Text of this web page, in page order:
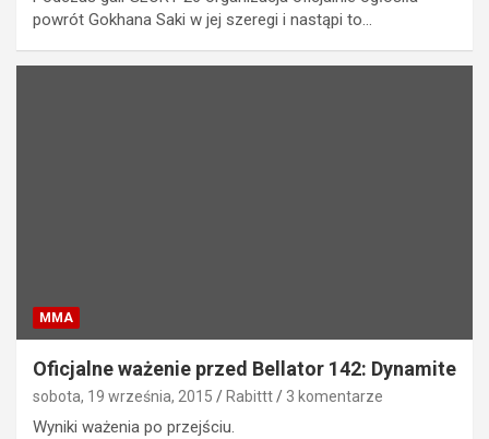
powrót Gokhana Saki w jej szeregi i nastąpi to…
MMA
Oficjalne ważenie przed Bellator 142: Dynamite
sobota, 19 września, 2015 Rabittt 3 komentarze
Wyniki ważenia po przejściu.